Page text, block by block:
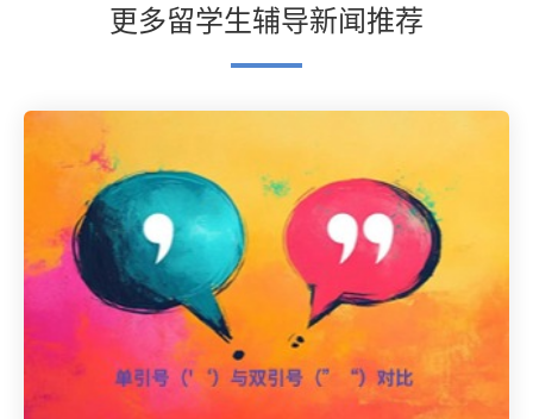
更多留学生辅导新闻推荐